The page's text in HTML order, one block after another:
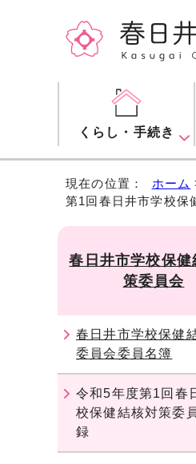
くらし・手続き
現在の位置： ホーム
第1回春日井市学校保
春日井市学校保健
策委員会
春日井市学校保健
委員会委員名簿
令和5年度第1回春
校保健結核対策委
録